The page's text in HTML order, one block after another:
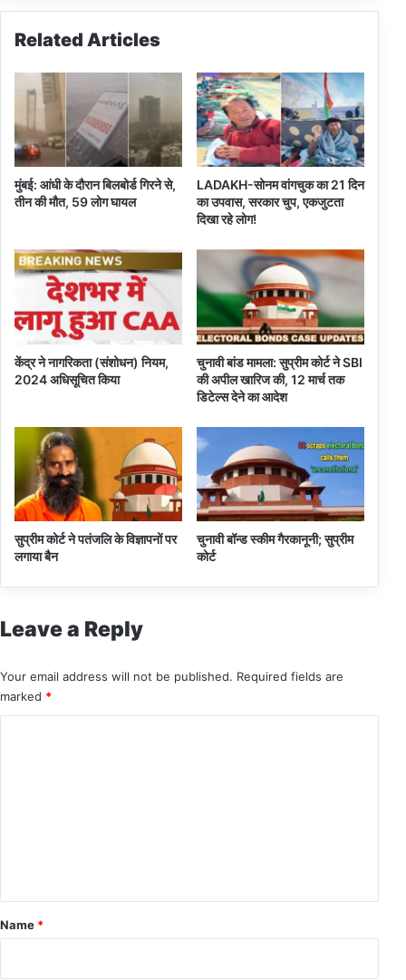
तसे
ख्स
,
मु
के
बा
नी
छो
ड़ा
पी
छे
Related Articles
मुंबई: आंधी के दौरान बिलबोर्ड गिरने से,
तीन की मौत, 59 लोग घायल
LADAKH-सोनम वांगचुक का 21 दिन
का उपवास, सरकार चुप, एकजुटता
दिखा रहे लोग!
केंद्र ने नागरिकता (संशोधन) नियम,
2024 अधिसूचित किया
चुनावी बांड मामला: सुप्रीम कोर्ट ने SBI
की अपील खारिज की, 12 मार्च तक
डिटेल्स देने का आदेश
सुप्रीम कोर्ट ने पतंजलि के विज्ञापनों पर
लगाया बैन
चुनावी बॉन्ड स्कीम गैरकानूनी; सुप्रीम
कोर्ट
Leave a Reply
Your email address will not be published. Required fields are
marked *
*
Name *